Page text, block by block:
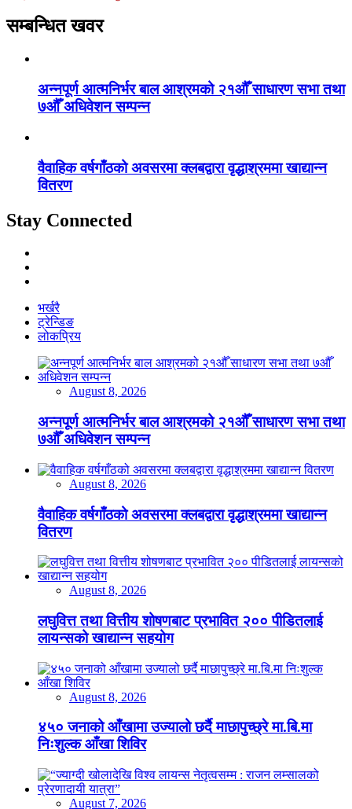
सम्बन्धित खवर
अन्नपूर्ण आत्मनिर्भर बाल आश्रमको २१औँ साधारण सभा तथा
७औँ अधिवेशन सम्पन्न
वैवाहिक वर्षगाँठको अवसरमा क्लबद्वारा वृद्धाश्रममा खाद्यान्न
वितरण
Stay Connected
भर्खरै
ट्रेन्डिङ
लोकप्रिय
August 8, 2026
अन्नपूर्ण आत्मनिर्भर बाल आश्रमको २१औँ साधारण सभा तथा
७औँ अधिवेशन सम्पन्न
August 8, 2026
वैवाहिक वर्षगाँठको अवसरमा क्लबद्वारा वृद्धाश्रममा खाद्यान्न
वितरण
August 8, 2026
लघुवित्त तथा वित्तीय शोषणबाट प्रभावित २०० पीडितलाई
लायन्सको खाद्यान्न सहयोग
August 8, 2026
४५० जनाको आँखामा उज्यालो छर्दै माछापुच्छ्रे मा.बि.मा
निःशुल्क आँखा शिविर
August 7, 2026